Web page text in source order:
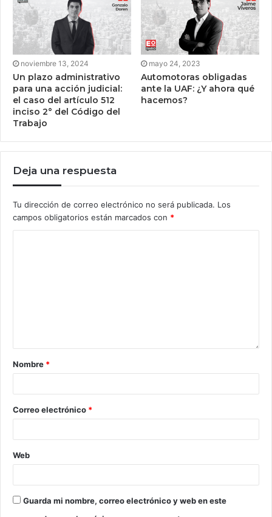
noviembre 13, 2024
Un plazo administrativo
para una acción judicial:
el caso del artículo 512
inciso 2° del Código del
Trabajo
mayo 24, 2023
Automotoras obligadas
ante la UAF: ¿Y ahora qué
hacemos?
Deja una respuesta
Tu dirección de correo electrónico no será publicada. Los
campos obligatorios están marcados con *
Nombre *
Correo electrónico *
Web
Guarda mi nombre, correo electrónico y web en este